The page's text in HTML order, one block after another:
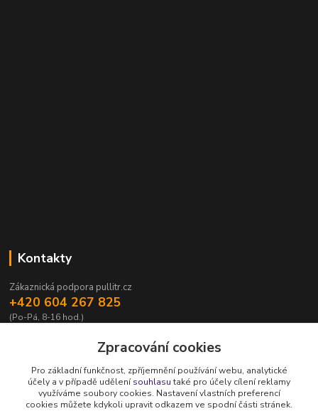
Kontakty
Zákaznická podpora pullitr.cz
+420 604 267 825
(Po-Pá, 8-16 hod.)
Zpracování cookies
Pro základní funkčnost, zpříjemnění používání webu, analytické
účely a v případě udělenísouhlasutaké pro účely cílení reklamy
využíváme soubory cookies. Nastavení vlastních preferencí
cookies můžete kdykoli upravit odkazem ve spodní části stránek.